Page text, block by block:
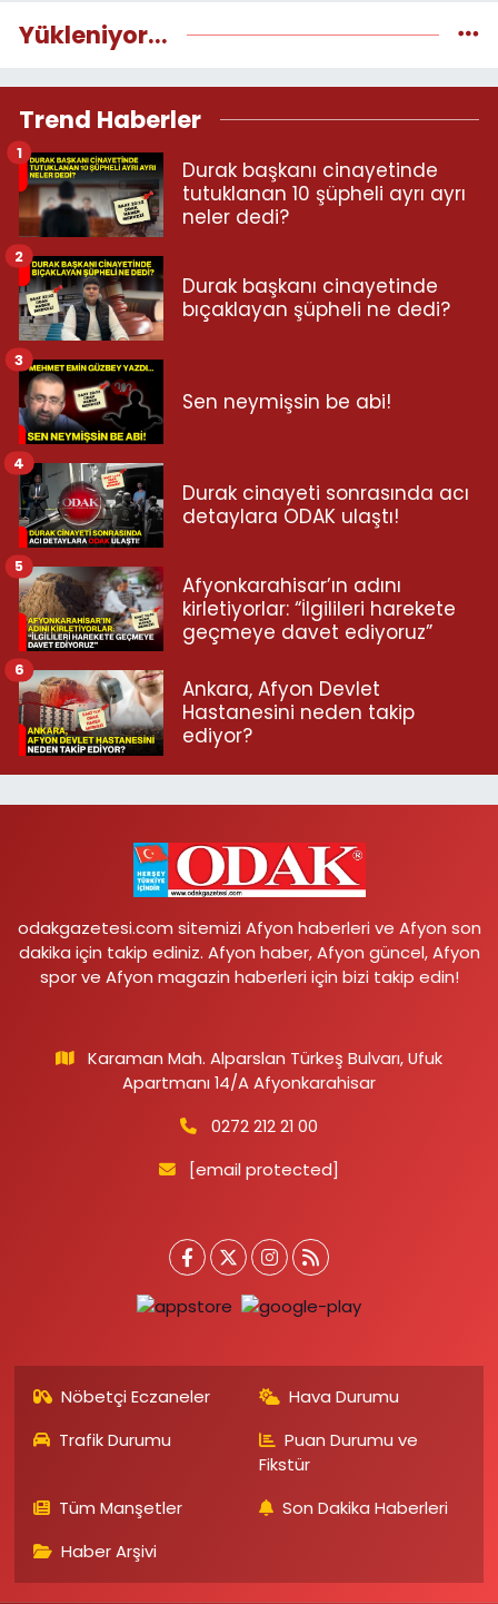
Yükleniyor...
Trend Haberler
Durak başkanı cinayetinde
tutuklanan 10 şüpheli ayrı ayrı
neler dedi?
1
Durak başkanı cinayetinde
bıçaklayan şüpheli ne dedi?
2
Sen neymişsin be abi!
3
Durak cinayeti sonrasında acı
detaylara ODAK ulaştı!
4
Afyonkarahisar’ın adını
kirletiyorlar: “İlgilileri harekete
geçmeye davet ediyoruz”
5
Ankara, Afyon Devlet
Hastanesini neden takip
ediyor?
6
odakgazetesi.com sitemizi Afyon haberleri ve Afyon son
dakika için takip ediniz. Afyon haber, Afyon güncel, Afyon
spor ve Afyon magazin haberleri için bizi takip edin!
Karaman Mah. Alparslan Türkeş Bulvarı, Ufuk
Apartmanı 14/A Afyonkarahisar
0272 212 21 00
[email protected]
Nöbetçi Eczaneler
Hava Durumu
Trafik Durumu
Puan Durumu ve
Fikstür
Tüm Manşetler
Son Dakika Haberleri
Haber Arşivi